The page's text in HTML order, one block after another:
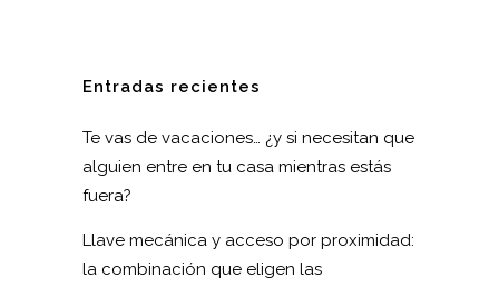
Entradas recientes
Te vas de vacaciones… ¿y si necesitan que
alguien entre en tu casa mientras estás
fuera?
Llave mecánica y acceso por proximidad:
la combinación que eligen las